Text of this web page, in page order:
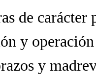
de
y
y